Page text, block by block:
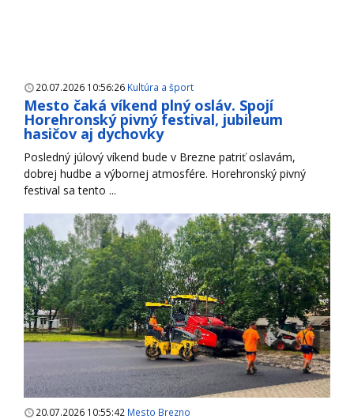
20.07.2026 10:56:26 Kultúra a šport
Mesto čaká víkend plný osláv. Spojí
Horehronský pivný festival, jubileum
hasičov aj dychovky
Posledný júlový víkend bude v Brezne patriť oslavám,
dobrej hudbe a výbornej atmosfére. Horehronský pivný
festival sa tento ...
20.07.2026 10:55:42 Mesto Brezno